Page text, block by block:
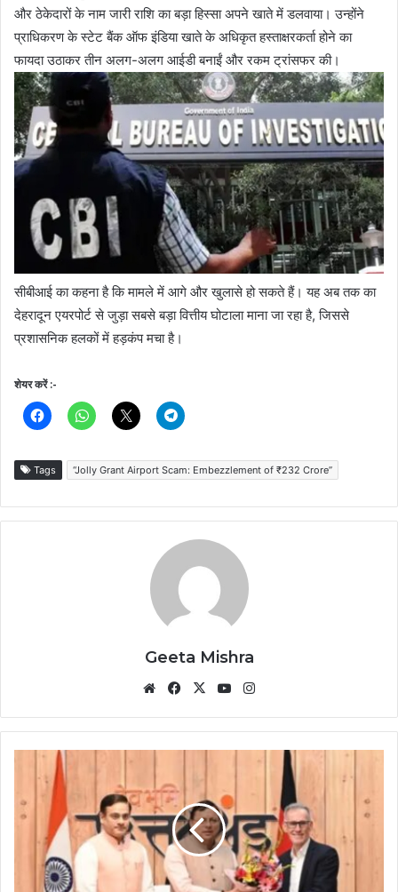
और ठेकेदारों के नाम जारी राशि का बड़ा हिस्सा अपने खाते में डलवाया। उन्होंने
प्राधिकरण के स्टेट बैंक ऑफ इंडिया खाते के अधिकृत हस्ताक्षरकर्ता होने का
फायदा उठाकर तीन अलग-अलग आईडी बनाईं और रकम ट्रांसफर की।
सीबीआई का कहना है कि मामले में आगे और खुलासे हो सकते हैं। यह अब तक का
देहरादून एयरपोर्ट से जुड़ा सबसे बड़ा वित्तीय घोटाला माना जा रहा है, जिससे
प्रशासनिक हलकों में हड़कंप मचा है।
शेयर करें :-
Tags “Jolly Grant Airport Scam: Embezzlement of ₹232 Crore”
Geeta Mishra
WebsiteFacebook
X YouTube